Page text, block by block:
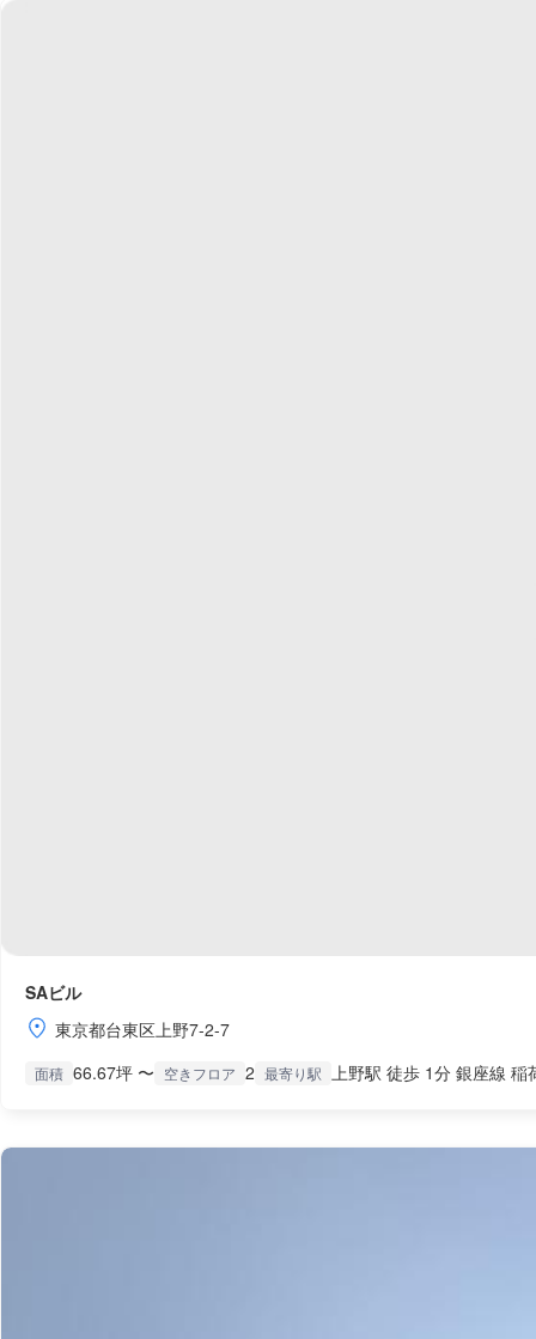
SAビル
東京都台東区上野7-2-7
面積 66.67坪 〜 空きフロア 2 最寄り駅 上野駅 徒歩 1分 銀座線